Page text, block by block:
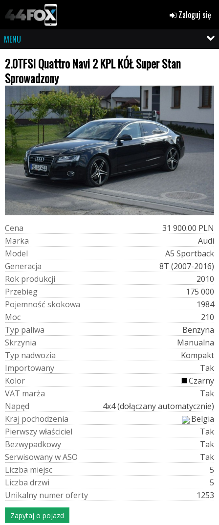
Zaloguj się
MENU
2.0TFSI Quattro Navi 2 KPL KÓŁ Super Stan
Sprowadzony
Cena
31 900.00 PLN
Marka
Audi
Model
A5 Sportback
Generacja
8T (2007-2016)
Rok produkcji
2010
Przebieg
175 000
Pojemność skokowa
1984
Moc
210
Typ paliwa
Benzyna
Skrzynia
Manualna
Typ nadwozia
Kompakt
Importowany
Tak
Kolor
Czarny
VAT marża
Tak
Napęd
4x4 (dołączany automatycznie)
Kraj pochodzenia
Belgia
Pierwszywłaściciel
Tak
Bezwypadkowy
Tak
SerwisowanywASO
Tak
Liczba miejsc
5
Liczba drzwi
5
Unikalny numeroferty 1253
Zapytaj o pojazd